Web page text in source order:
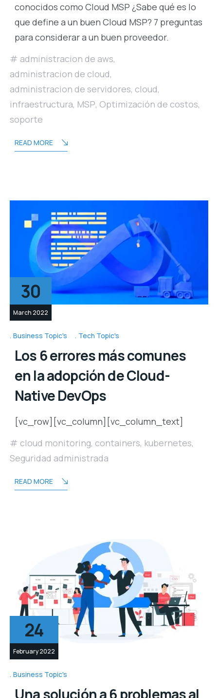
conocidos como Cloud MSP ¿Sabe qué es lo
que define a un buen Cloud MSP? 7 preguntas
para considerar a un buen proveedor.
administracion de aws,
administracion de cloud,
administracion de servidores, cloud,
infraestructura, MSP, Optimización de costos,
soporte
READ MORE
30
March 2022
Business Topic's Tech Topic's
Los 6 errores más comunes
en la adopción de Cloud-
Native DevOps
[vc_row][vc_column][vc_column_text]
cloud monitoring, containers, kubernetes,
Seguridad administrada
READ MORE
24
February 2022
Business Topic's
Una solución a 6 problemas al